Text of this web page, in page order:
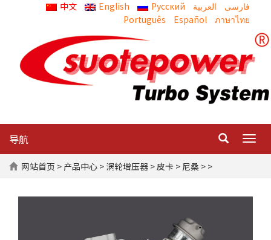
中文 English Русский العربية
Português
Español ภาษาไทย
导航
网站首页 > 产品中心 > 涡轮增压器 >皮卡 > 尼桑 > >